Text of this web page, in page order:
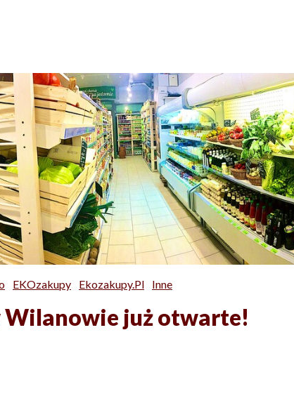
EKOzakupy Ekozakupy.pl Inne
Wilanowie już otwarte!